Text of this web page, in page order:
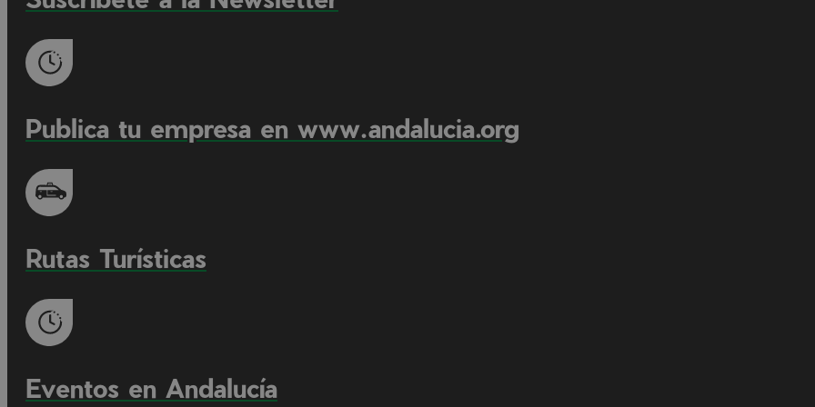
Publica tu empresa en www.andalucia.org
Rutas Turísticas
Eventos en Andalucía